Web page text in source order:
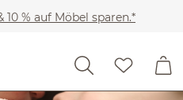
% auf Möbel sparen.*